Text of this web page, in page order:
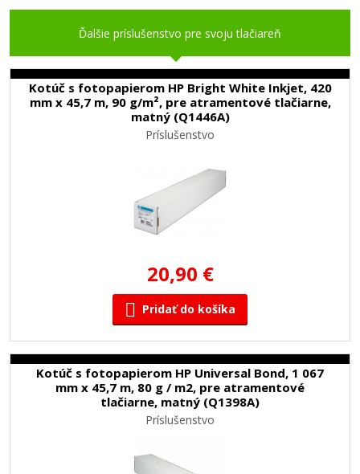
Ďalšie príslušenstvo pre svoju tlačiareň
Kotúč s fotopapierom HP Bright White Inkjet, 420
mm x 45,7 m, 90 g/m², pre atramentové tlačiarne,
matný (Q1446A)
Príslušenstvo
20,90 €
Pridať do košíka
Kotúč s fotopapierom HP Universal Bond, 1 067
mm x 45,7 m, 80 g / m2, pre atramentové
tlačiarne, matný (Q1398A)
Príslušenstvo